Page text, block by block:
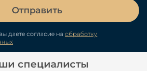
Отправить
даете согласие на обработку
специалисты